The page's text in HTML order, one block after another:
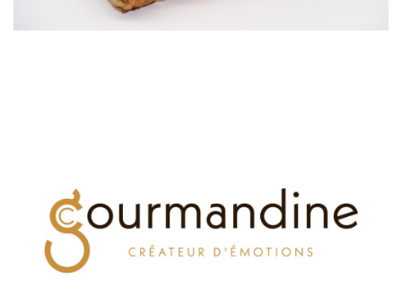
Pain chocolat fruits rouges
Viennoiseries